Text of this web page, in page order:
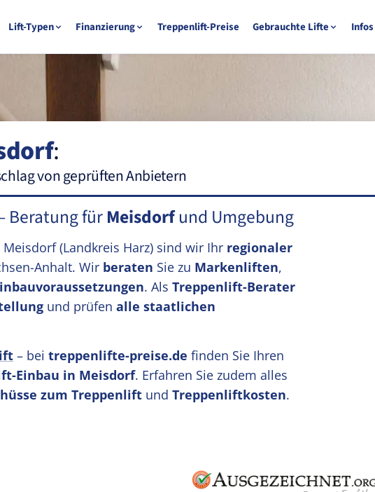
Lift-Typen Finanzierung Treppenlift-Preise Gebrauchte Lifte Infos
:
von geprüften Anbietern
Beratung fürMeisdorfund Umgebung
Meisdorf(Landkreis Harz) sind wir Ihr regionaler
Anhalt. Wir beraten Sie zu Markenliften,
. Als Treppenlift-Berater
und prüfen alle staatlichen
– bei treppenlifte-preise.de finden Sie Ihren
Einbau in Meisdorf. Erfahren Sie zudem alles
zum Treppenlift und Treppenliftkosten.